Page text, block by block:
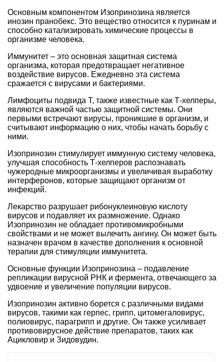
Основным компонентом Изопринозина является
инозин пранобекс. Это вещество относится к пуринам и
способно катализировать химические процессы в
организме человека.
Иммунитет – это основная защитная система
организма, которая предотвращает негативное
воздействие вирусов. Ежедневно эта система
сражается с вирусами и бактериями.
Лимфоциты подвида Т, также известные как Т-хелперы,
являются важной частью защитной системы. Они
первыми встречают вирусы, проникшие в организм, и
считывают информацию о них, чтобы начать борьбу с
ними.
Изопринозин стимулирует иммунную систему человека,
улучшая способность Т-хелперов распознавать
чужеродные микроорганизмы и увеличивая выработку
интерферонов, которые защищают организм от
инфекций.
Лекарство разрушает рибонуклеиновую кислоту
вирусов и подавляет их размножение. Однако
Изопринозин не обладает противомикробными
свойствами и не может вылечить ангину. Он может быть
назначен врачом в качестве дополнения к основной
терапии для стимуляции иммунитета.
Основные функции Изопринозина – подавление
репликации вирусной РНК и фермента, отвечающего за
удвоение и увеличение популяции вирусов.
Изопринозин активно борется с различными видами
вирусов, такими как герпес, грипп, цитомегаловирус,
полиовирус, парагрипп и другие. Он также усиливает
противовирусное действие препаратов, таких как
Ацикловир и Зидовудин.